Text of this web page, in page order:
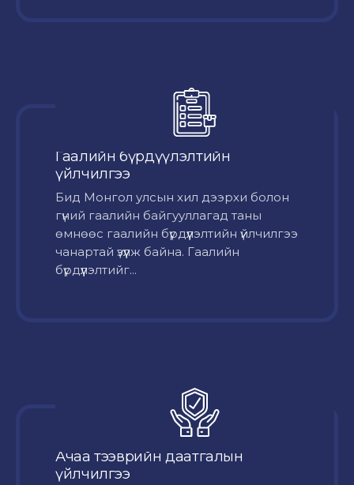
Гаалийн бүрдүүлэлтийн
үйлчилгээ
Бид Монгол улсын хил дээрхи болон
гүний гаалийн байгууллагад таны
өмнөөс гаалийн бүрдүүлэлтийн үйлчилгээ
чанартай үзүүлж байна. Гаалийн
бүрдүүлэлтийг...
Ачаа тээврийн даатгалын
үйлчилгээ